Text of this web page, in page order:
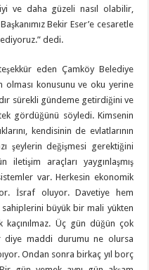
ve daha güzeli nasıl olabilir,
Bekir Eser’e cesaretle
dedi.
eden Çamköy Belediye
olması konusunu ve oku yerine
sürekli gündeme getirdiğini ve
gördüğünü söyledi. Kimsenin
kendisinin de evlatlarının
şeylerin değişmesi gerektiğini
iletişim araçları yaygınlaşmış
var. Herkesin ekonomik
İsraf oluyor. Davetiye hem
büyük bir mali yükten
kaçınılmaz. Üç gün düğün çok
diye maddi durumu ne olursa
Ondan sonra birkaç yıl borç